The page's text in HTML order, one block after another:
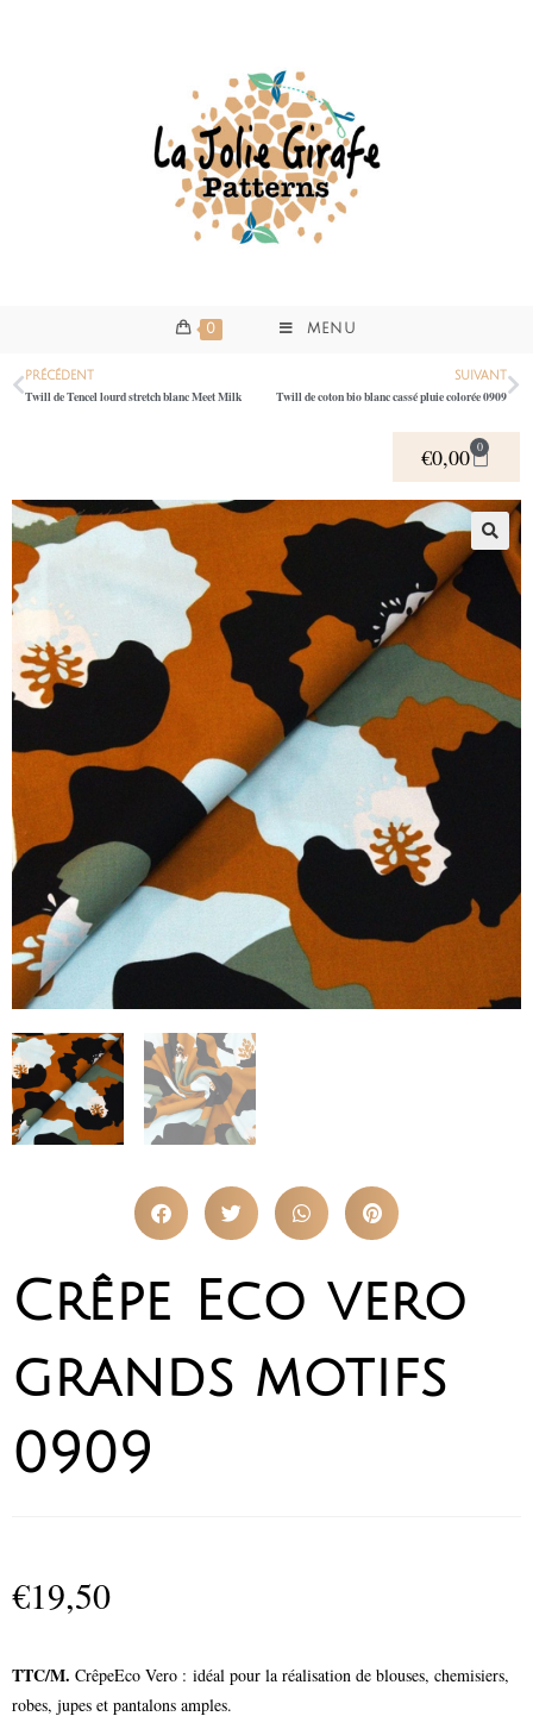
0 MENU
PRÉCÉDENT
Twill de Tencel lourd stretch blanc Meet Milk
SUIVANT
Twill de coton bio blanc cassé pluie colorée 0909
€0,00 0
Crêpe Eco vero
grands motifs
0909
€19,50
TTC/M. CrêpeEco Vero : idéal pour la réalisation de blouses, chemisiers,
robes, jupes et pantalons amples.